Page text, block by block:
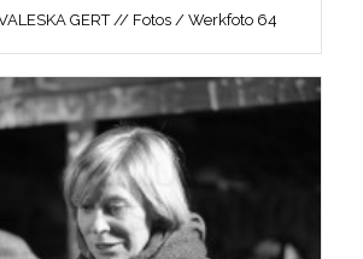
GERT // Fotos / Werkfoto 64